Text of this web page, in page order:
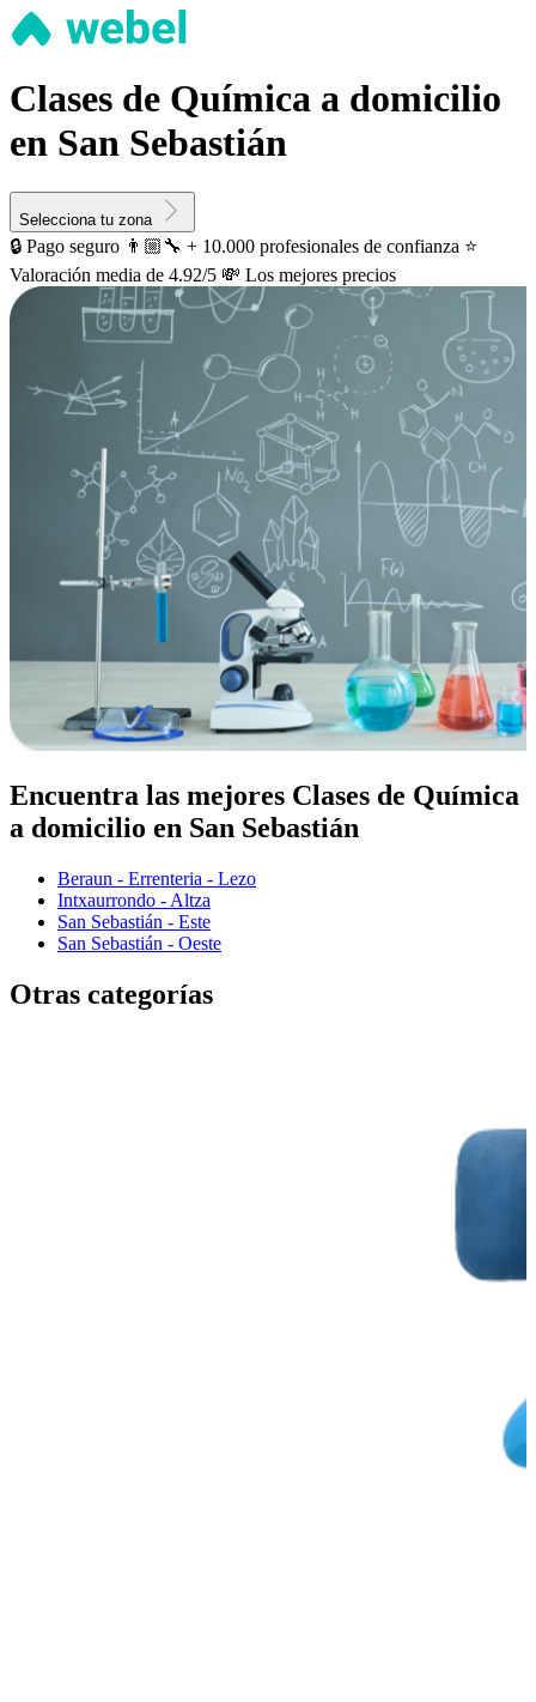
Clases de Química a domicilio
en San Sebastián
Selecciona tu zona
🔒 Pago seguro 👨🏼‍🔧 + 10.000 profesionales de confianza ⭐️
Valoración media de 4.92/5 💸 Los mejores precios
Encuentra las mejores Clases de Química
a domicilio en San Sebastián
Beraun - Errenteria - Lezo
Intxaurrondo - Altza
San Sebastián - Este
San Sebastián - Oeste
Otras categorías